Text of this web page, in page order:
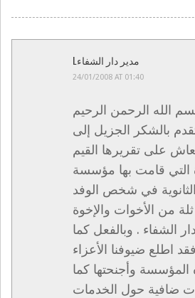
Lمدير دار الشفاء
24/01/2008 AT 01:40
الله الرحمن الرحيم
بالشكر الجزيل إلى
معاش على تقريرها القيم
التي قامت بها مؤسسة
في شخص الوفد
من الأخوات والإخوة
الشفاء . وبالفعل كما
اطلع ضيوفنا الأعزاء
وأجنحتها كما
ضافية حول الخدمات